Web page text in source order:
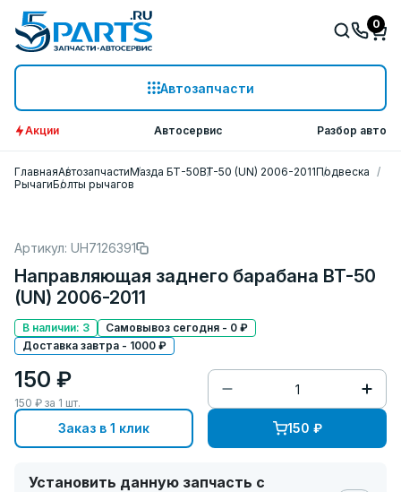
Автозапчасти
0
Акции Автосервис Разбор авто
ГлавнаяАвтозапчастиМазда БТ-50BT-50 (UN) 2006-2011Подвеска
РычагиБолты рычагов
Артикул: UH7126391
Направляющая заднего барабана BT-50
(UN) 2006-2011
В наличии: 3
Самовывоз сегодня - 0 ₽
Доставка завтра - 1000 ₽
150 ₽
150 ₽ за 1 шт.
Заказ в 1 клик 150 ₽
Установить данную запчасть с